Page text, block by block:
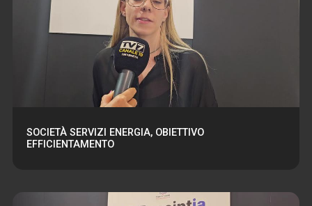
SOCIETÀ SERVIZI ENERGIA, OBIETTIVO
EFFICIENTAMENTO